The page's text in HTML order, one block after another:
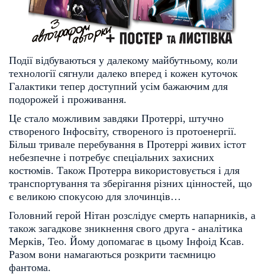
Події відбуваються у далекому майбутньому, коли
технології сягнули далеко вперед і кожен куточок
Галактики тепер доступний усім бажаючим для
подорожей і проживання.
Це стало можливим завдяки Протеррі, штучно
створеного Інфосвіту, створеного із протоенергії.
Більш тривале перебування в Протеррі живих істот
небезпечне і потребує спеціальних захисних
костюмів. Також Протерра використовується і для
транспортування та зберігання різних цінностей, що
є великою спокусою для злочинців…
Головний герой Нітан розслідує смерть напарників, а
також загадкове зникнення свого друга - аналітика
Мерків, Тео. Йому допомагає в цьому Інфоід Ксав.
Разом вони намагаються розкрити таємницю
фантома.